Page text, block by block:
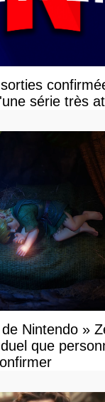
série très
Nintendo »
que